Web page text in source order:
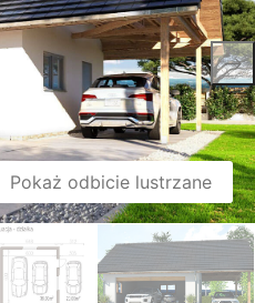
Pokaż odbicie lustrzane